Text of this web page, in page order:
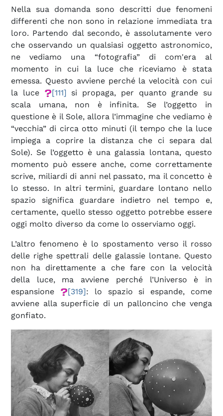
Nella sua domanda sono descritti due fenomeni
differenti che non sono in relazione immediata tra
loro. Partendo dal secondo, è assolutamente vero
che osservando un qualsiasi oggetto astronomico,
ne vediamo una “fotografia” di com'era al
momento in cui la luce che riceviamo è stata
emessa. Questo avviene perché la velocità con cui
la luce
[111] si propaga, per quanto grande su
scala umana, non è infinita. Se l’oggetto in
questione è il Sole, allora l’immagine che vediamo è
“vecchia” di circa otto minuti (il tempo che la luce
impiega a coprire la distanza che ci separa dal
Sole). Se l’oggetto è una galassia lontana, questo
momento può essere anche, come correttamente
scrive, miliardi di anni nel passato, ma il concetto è
lo stesso. In altri termini, guardare lontano nello
spazio significa guardare indietro nel tempo e,
certamente, quello stesso oggetto potrebbe essere
oggi molto diverso da come lo osserviamo oggi.
L’altro fenomeno è lo spostamento verso il rosso
delle righe spettrali delle galassie lontane. Questo
non ha direttamente a che fare con la velocità
della luce, ma avviene perché l’Universo è in
espansione
[319]: lo spazio si espande, come
avviene alla superficie di un palloncino che venga
gonfiato.